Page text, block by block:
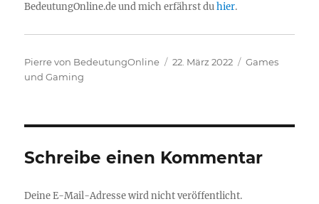
BedeutungOnline.de und mich erfährst duhier.
Autor
Pierre von BedeutungOnline
Veröffentlicht
22. März 2022 Kategorien
Games
und Gaming
Schreibe einen Kommentar
Deine E-Mail-Adresse wird nicht veröffentlicht.